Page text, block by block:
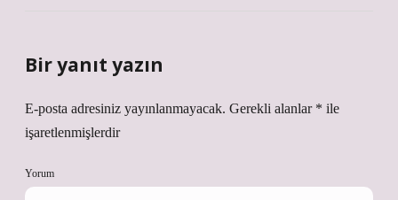
Bir yanıt yazın
E-posta adresiniz yayınlanmayacak. Gerekli alanlar * ile
işaretlenmişlerdir
Yorum